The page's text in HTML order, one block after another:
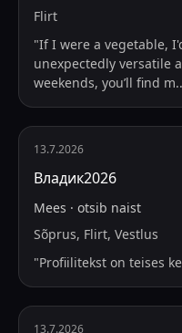
Flirt
"If I were a vegetable,
unexpectedly versatile
weekends, you’ll find m
13.7.2026
Владик2026
Mees · otsib naist
Sõprus, Flirt, Vestlus
"Profiilitekst on teises
13.7.2026